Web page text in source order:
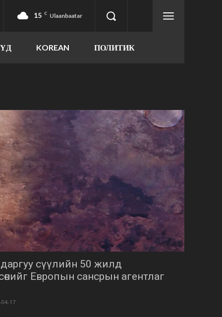
15 C Ulaanbaatar
KOREAN ПОЛИТИК
сүүлийн 50 жилд
Европын сансрын агентлаг
04-17